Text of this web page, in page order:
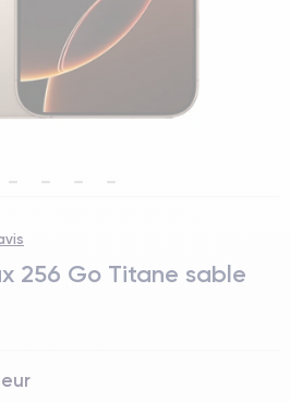
256 Go Titane sable